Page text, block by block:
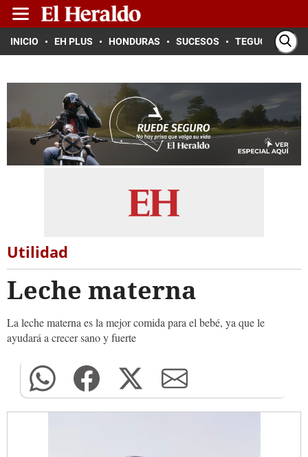
INICIO EH PLUS HONDURAS SUCESOS TEGUCIGALPA
Utilidad
Leche materna
La leche materna es la mejor comida para el bebé, ya que le
ayudará a crecer sano y fuerte